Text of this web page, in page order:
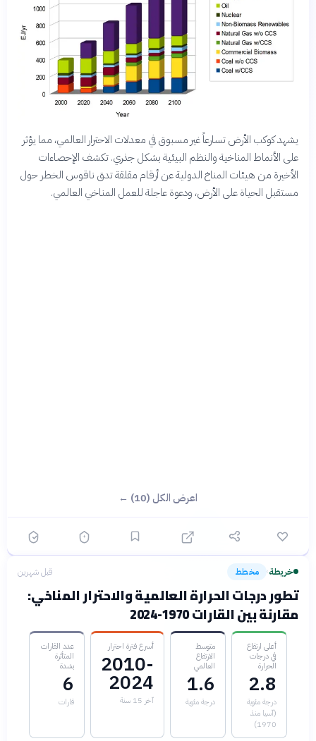
يشهد كوكب الأرض تسارعاً غير مسبوق في معدلات الاحترار العالمي، مما يؤثر
على الأنماط المناخية والنظم البيئية بشكل جذري. تكشف الإحصاءات
الأخيرة من هيئات المناخ الدولية عن أرقام مقلقة تدق ناقوس الخطر حول
مستقبل الحياة على الأرض، ودعوة عاجلة للعمل المناخي العالمي.
اعرض الكل (10) ←
خريطة› مخطط قبل شهرين
تطور درجات الحرارة العالمية والاحترار المناخي:
مقارنة بين القارات 1970-2024
أعلى ارتفاع
في درجات
الحرارة
2.8
درجة مئوية
(آسيا منذ
1970)
متوسط
الارتفاع
العالمي
1.6
درجة مئوية
أسرع فترة احترار
2010-
2024
آخر 15 سنة
عدد القارات
المتأثرة
بشدة
6
قارات